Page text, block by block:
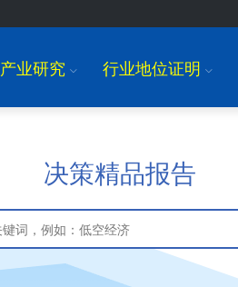
产业研究 I 行业地位证明 I
决策精品报告